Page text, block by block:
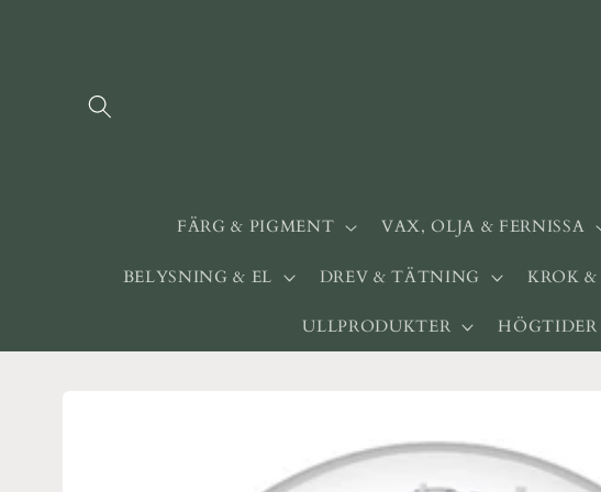
FÄRG & PIGMENT VAX, OLJA & FERNISSA
BELYSNING & EL DREV & TÄTNING KROK
ULLPRODUKTER HÖGTIDER